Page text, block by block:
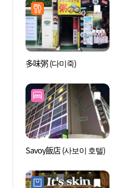
多味粥 (다미죽)
Savoy飯店 (사보이 호텔)